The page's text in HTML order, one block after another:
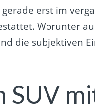
erst im
Worunter
die subjektiven
SUV